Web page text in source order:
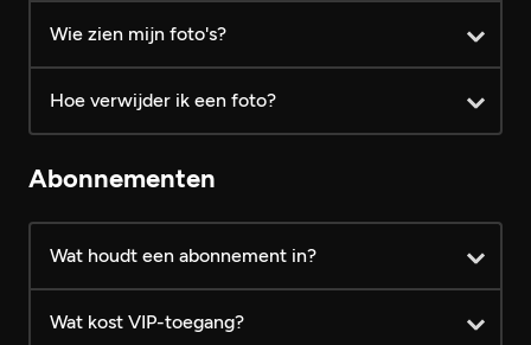
Wie zien mijn foto's?
Hoe verwijder ik een foto?
Abonnementen
Wat houdt een abonnement in?
Wat kost VIP-toegang?